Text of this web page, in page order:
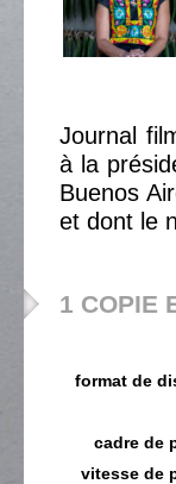
Journal
à la
Buenos
et dont le
1 COPIE
format de
cadre de
vitesse de